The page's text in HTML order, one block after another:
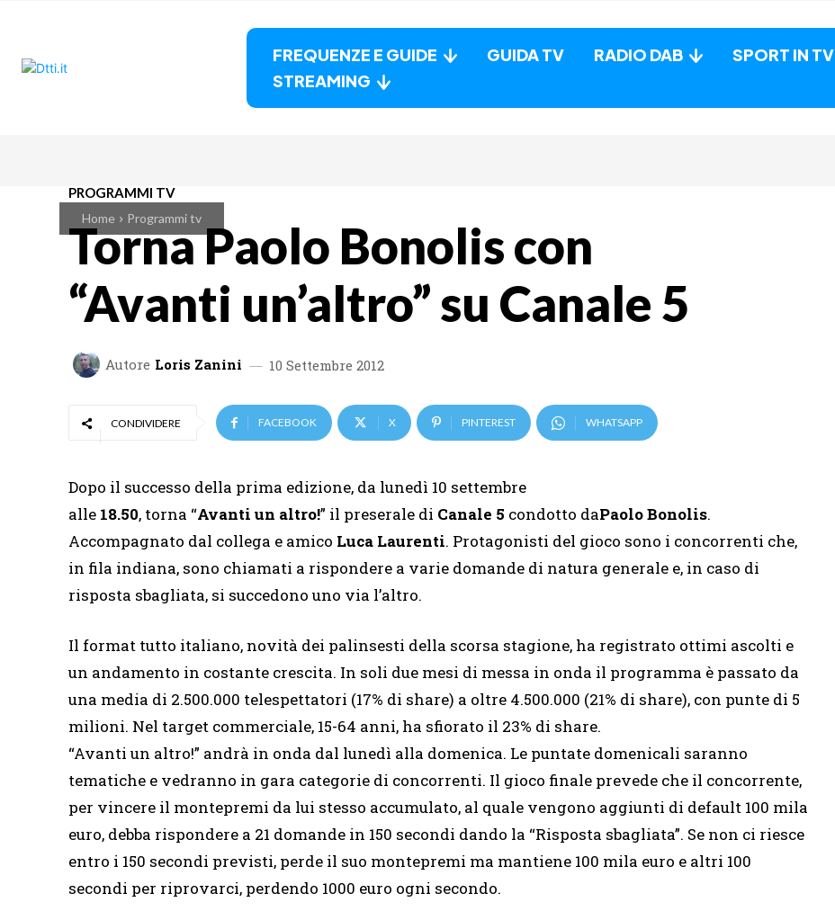
FREQUENZE E GUIDE GUIDA TV RADIO DAB SPORT IN TV
STREAMING
Home Programmi tv
PROGRAMMI TV
Torna Paolo Bonolis con
“Avanti un’altro” su Canale 5
Autore Loris Zanini 10 Settembre 2012
CONDIVIDERE FACEBOOK X PINTEREST WHATSAPP
Dopo il successo della prima edizione, da lunedì 10 settembre
alle 18.50, torna “Avanti un altro!” il preserale di Canale 5 condotto daPaolo Bonolis.
Accompagnato dal collega e amico Luca Laurenti. Protagonisti del gioco sono i concorrenti che,
in fila indiana, sono chiamati a rispondere a varie domande di natura generale e, in caso di
risposta sbagliata, si succedono uno via l’altro.
Il format tutto italiano, novità dei palinsesti della scorsa stagione, ha registrato ottimi ascolti e
un andamento in costante crescita. In soli due mesi di messa in onda il programma è passato da
una media di 2.500.000 telespettatori (17% di share) a oltre 4.500.000 (21% di share), con punte di 5
milioni. Nel target commerciale, 15-64 anni, ha sfiorato il 23% di share.
“Avanti un altro!” andrà in onda dal lunedì alla domenica. Le puntate domenicali saranno
tematiche e vedranno in gara categorie di concorrenti. Il gioco finale prevede che il concorrente,
per vincere il montepremi da lui stesso accumulato, al quale vengono aggiunti di default 100 mila
euro, debba rispondere a 21 domande in 150 secondi dando la “Risposta sbagliata”. Se non ci riesce
entro i 150 secondi previsti, perde il suo montepremi ma mantiene 100 mila euro e altri 100
secondi per riprovarci, perdendo 1000 euro ogni secondo.